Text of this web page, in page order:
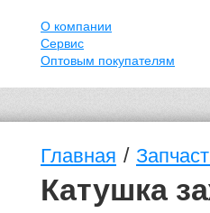
О компании
Сервис
Оптовым покупателям
Главная /
Катушка